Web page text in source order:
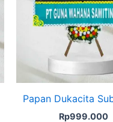
Papan Dukacita
Rp999.000